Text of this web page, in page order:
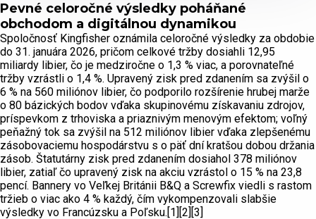
Pevné celoročné výsledky poháňané
obchodom a digitálnou dynamikou
Spoločnosť Kingfisher oznámila celoročné výsledky za obdobie
do 31. januára 2026, pričom celkové tržby dosiahli 12,95
miliardy libier, čo je medziročne o 1,3 % viac, a porovnateľné
tržby vzrástli o 1,4 %. Upravený zisk pred zdanením sa zvýšil o
6 % na 560 miliónov libier, čo podporilo rozšírenie hrubej marže
o 80 bázických bodov vďaka skupinovému získavaniu zdrojov,
príspevkom z trhoviska a priaznivým menovým efektom; voľný
peňažný tok sa zvýšil na 512 miliónov libier vďaka zlepšenému
zásobovaciemu hospodárstvu s o päť dní kratšou dobou držania
zásob. Štatutárny zisk pred zdanením dosiahol 378 miliónov
libier, zatiaľ čo upravený zisk na akciu vzrástol o 15 % na 23,8
pencí. Bannery vo Veľkej Británii B&Q a Screwfix viedli s rastom
tržieb o viac ako 4 % každý, čím vykompenzovali slabšie
výsledky vo Francúzsku a Poľsku.[1][2][3]